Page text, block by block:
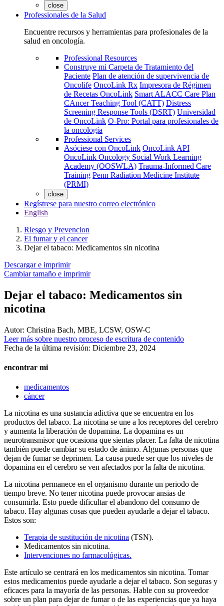
close
Professionales de la Salud
Encuentre recursos y herramientas para profesionales de la
salud en oncología.
Professional Resources
Construye mi Carpeta de Tratamiento del
Paciente Plan de atención de supervivencia de
Oncolife OncoLink Rx Impresora de Régimen
de Recetas OncoLink Smart ALACC Care Plan
CAncer Teaching Tool (CATT) Distress
Screening Response Tools (DSRT) Universidad
de OncoLink O-Pro: Portal para profesionales de
la oncología
Professional Services
Asóciese con OncoLink OncoLink API
OncoLink Oncology Social Work Learning
Academy (OOSWLA) Trauma-Informed Care
Training Penn Radiation Medicine Institute
(PRMI)
close
Regístrese para nuestro correo electrónico
English
Riesgo y Prevencion
El fumar y el cancer
Dejar el tabaco: Medicamentos sin nicotina
Descargar e imprimir
Cambiar tamaño e imprimir
Dejar el tabaco: Medicamentos sin
nicotina
Autor: Christina Bach, MBE, LCSW, OSW-C
Leer más sobre nuestro proceso de escritura de contenido
Fecha de la última revisión: Diciembre 23, 2024
encontrar mi
medicamentos
cáncer
La nicotina es una sustancia adictiva que se encuentra en los
productos del tabaco. La nicotina se une a los receptores del cerebro
y aumenta la liberación de dopamina. La dopamina es un
neurotransmisor que ocasiona que sientas placer. La falta de nicotina
también puede cambiar su estado de ánimo. Algunas personas que
dejan de fumar se deprimen. La causa puede ser que los niveles de
dopamina en el cerebro se ven afectados por la falta de nicotina.
La nicotina permanece en el organismo durante un periodo de
tiempo breve. No tener nicotina puede provocar ansias de
consumirla. Esto puede dificultar el abandono del consumo de
tabaco. Hay algunas cosas que pueden ayudarle a dejar el tabaco.
Estos son:
Terapia de sustitución de nicotina (TSN).
Medicamentos sin nicotina.
Intervenciones no farmacológicas.
Este artículo se centrará en los medicamentos sin nicotina. Tomar
estos medicamentos puede ayudarle a dejar el tabaco. Son seguras y
eficaces para la mayoría de las personas. Hable con su proveedor
sobre un plan para dejar de fumar o de las experiencias que ya haya